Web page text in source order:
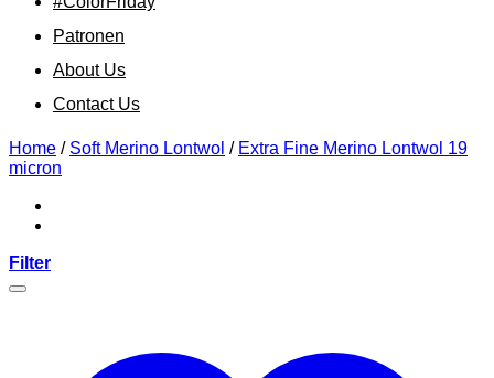
Patronen
About Us
Contact Us
Home / Soft Merino Lontwol / Extra Fine Merino Lontwol 19
micron
Filter